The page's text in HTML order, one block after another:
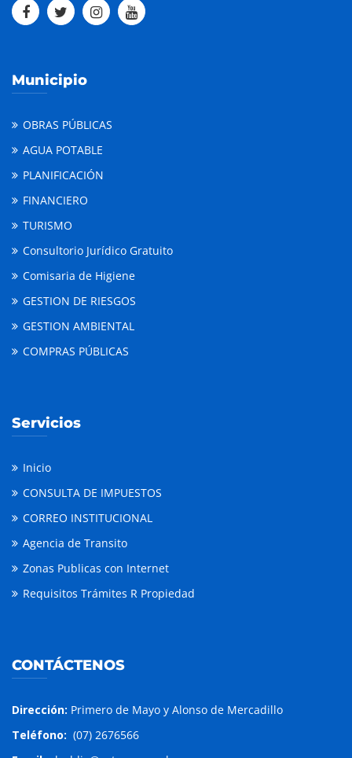
Municipio
OBRAS PÚBLICAS
AGUA POTABLE
PLANIFICACIÓN
FINANCIERO
TURISMO
Consultorio Jurídico Gratuito
Comisaria de Higiene
GESTION DE RIESGOS
GESTION AMBIENTAL
COMPRAS PÚBLICAS
Servicios
Inicio
CONSULTA DE IMPUESTOS
CORREO INSTITUCIONAL
Agencia de Transito
Zonas Publicas con Internet
Requisitos Trámites R Propiedad
CONTÁCTENOS
Dirección: Primero de Mayo y Alonso de Mercadillo
Teléfono: (07) 2676566